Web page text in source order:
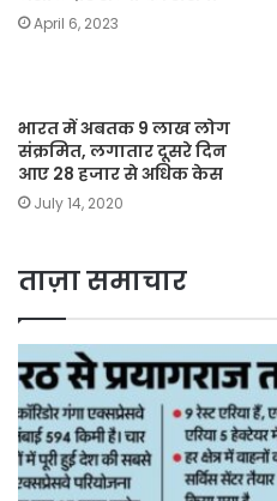
April 6, 2023
भारत में अबतक 9 लाख लोग
संक्रमित, लगातार दूसरे दिन
आए 28 हजार से अधिक केस
July 14, 2020
ताज़ा समाचार